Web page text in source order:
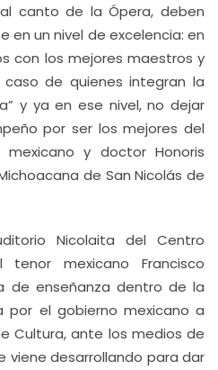
canto de la Ópera, deben
en un nivel de excelencia: en
con los mejores maestros y
de quienes integran la
y ya en ese nivel, no dejar
por ser los mejores del
y doctor Honoris
de San Nicolás de
Nicolaita del Centro
tenor mexicano Francisco
de enseñanza dentro de la
el gobierno mexicano a
Cultura, ante los medios de
viene desarrollando para dar